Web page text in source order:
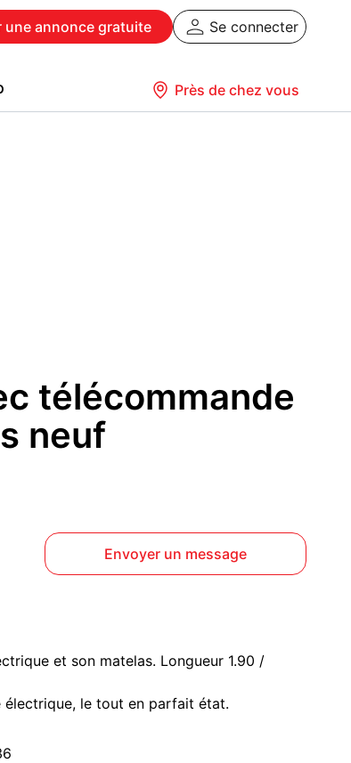
une annonce gratuite Se connecter
Près de chez vous
télécommande
neuf
Envoyer un message
et son matelas. Longueur 1.90 /
le tout en parfait état.